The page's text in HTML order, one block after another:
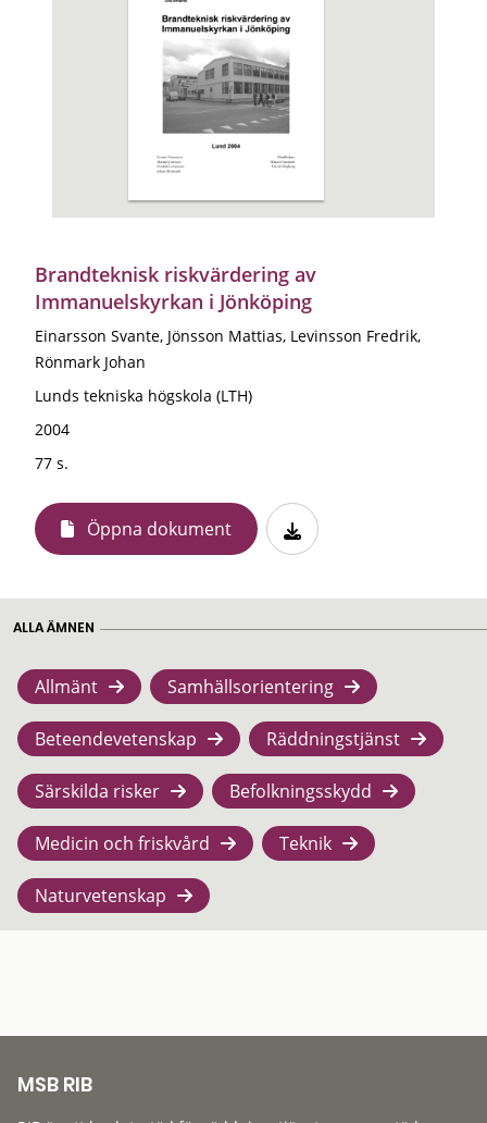
Brandteknisk riskvärdering av
Immanuelskyrkan i Jönköping
Einarsson Svante, Jönsson Mattias, Levinsson Fredrik,
Rönmark Johan
Lunds tekniska högskola (LTH)
2004
77 s.
Öppna dokument
ALLA ÄMNEN
Allmänt Samhällsorientering
Beteendevetenskap Räddningstjänst
Särskilda risker Befolkningsskydd
Medicin och friskvård Teknik
Naturvetenskap
MSB RIB